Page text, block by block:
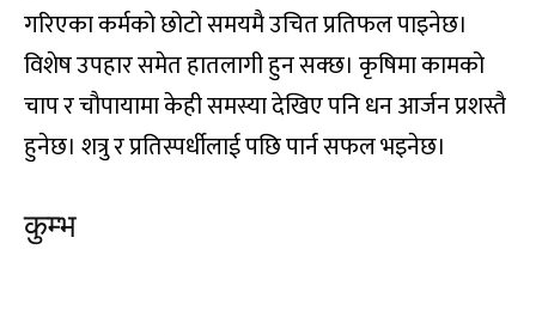
गरिएका कर्मको छोटो समयमै उचित प्रतिफल पाइनेछ।
विशेष उपहार समेत हातलागी हुन सक्छ। कृषिमा कामको
चाप र चौपायामा केही समस्या देखिए पनि धन आर्जन प्रशस्तै
हुनेछ। शत्रु र प्रतिस्पर्धीलाई पछि पार्न सफल भइनेछ।
कुम्भ